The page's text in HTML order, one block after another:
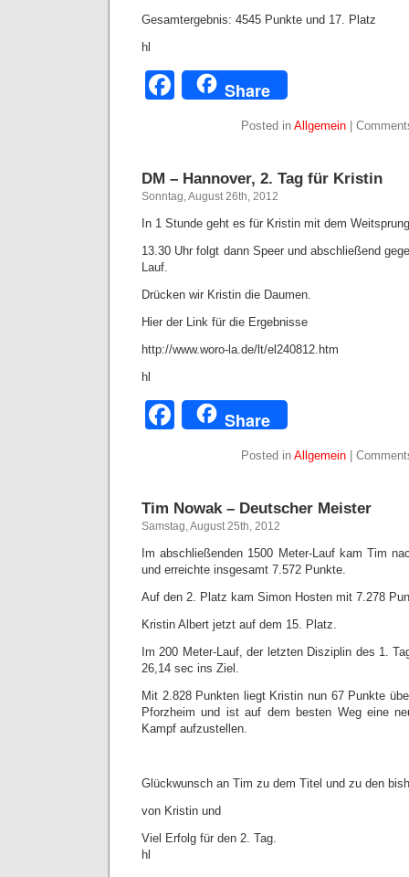
Gesamtergebnis: 4545 Punkte und 17. Platz
hl
Facebook
Share
Posted in Allgemein|
DM – Hannover, 2. Tag für Kristin
Sonntag, August 26th, 2012
In 1 Stunde geht es für Kristin mit dem
13.30 Uhr folgt dann Speer und abschließend
Lauf.
Drücken wir Kristin die Daumen.
Hier der Link für die Ergebnisse
http://www.woro-la.de/lt/el240812.htm
hl
Facebook
Share
Posted in Allgemein|
Tim Nowak – Deutscher Meister
Samstag, August 25th, 2012
Im abschließenden 1500 Meter-Lauf kam Tim
und erreichte insgesamt 7.572 Punkte.
Auf den 2. Platz kam Simon Hosten mit 7.278
Kristin Albert jetzt auf dem 15. Platz.
Im 200 Meter-Lauf, der letzten Disziplin des 1.
26,14 sec ins Ziel.
Mit 2.828 Punkten liegt Kristin nun 67 Punkte
Pforzheim und ist auf dem besten Weg eine
Kampf aufzustellen.
Glückwunsch an Tim zu dem Titel und zu den
von Kristin und
Viel Erfolg für den 2. Tag.
hl